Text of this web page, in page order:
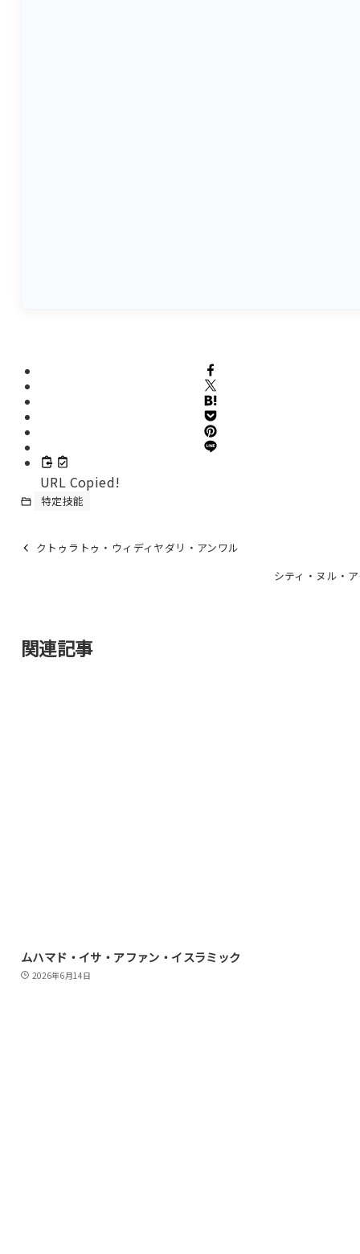
URL Copied!
特定技能
クトゥラトゥ・ウィディヤダリ・アンワル
シティ・ヌル・
関連記事
ムハマド・イサ・アファン・イスラミック
2026年6月14日